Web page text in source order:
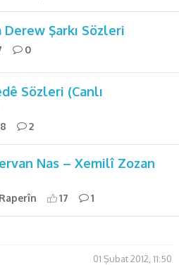
Derew Şarkı Sözleri
0
Sözleri (Canlı
2
Nas – Xemilî Zozan
17 1
01 Şubat 2012, 11:50